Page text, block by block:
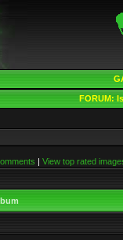
FORUM:
| View top rated